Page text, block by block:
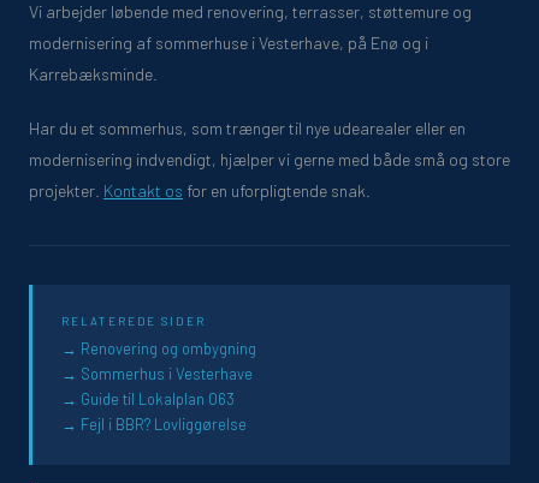
Vi arbejder løbende med renovering, terrasser, støttemure og
modernisering af sommerhuse i Vesterhave, på Enø og i
Karrebæksminde.
Har du et sommerhus, som trænger til nye udearealer eller en
modernisering indvendigt, hjælper vi gerne med både små og store
projekter. Kontakt os for en uforpligtende snak.
RELATEREDE SIDER
Renovering og ombygning
Sommerhus i Vesterhave
Guide til Lokalplan 063
Fejl i BBR? Lovliggørelse